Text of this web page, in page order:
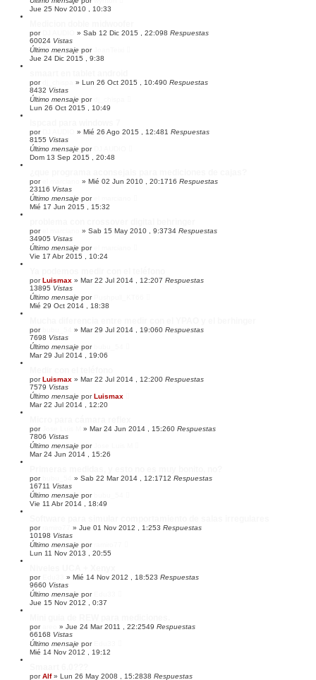
a
Jue 25 Nov 2010 , 10:33
por » Sab 12 Dic 2015 , 22:098 Respuestas
60024 Vistas
Último mensaje por
Jue 24 Dic 2015 , 9:38
por » Lun 26 Oct 2015 , 10:490 Respuestas
8432 Vistas
Último mensaje por
Lun 26 Oct 2015 , 10:49
por » Mié 26 Ago 2015 , 12:481 Respuestas
8155 Vistas
Último mensaje por
Dom 13 Sep 2015 , 20:48
por » Mié 02 Jun 2010 , 20:1716 Respuestas
23116 Vistas
Último mensaje por
Mié 17 Jun 2015 , 15:32
por » Sab 15 May 2010 , 9:3734 Respuestas
34905 Vistas
Último mensaje por
Vie 17 Abr 2015 , 10:24
porLuismax » Mar 22 Jul 2014 , 12:207 Respuestas
13895 Vistas
Último mensaje por
Mié 29 Oct 2014 , 18:38
por » Mar 29 Jul 2014 , 19:060 Respuestas
7698 Vistas
Último mensaje por
Mar 29 Jul 2014 , 19:06
porLuismax » Mar 22 Jul 2014 , 12:200 Respuestas
7579 Vistas
Último mensaje porLuismax
Mar 22 Jul 2014 , 12:20
por » Mar 24 Jun 2014 , 15:260 Respuestas
7806 Vistas
Último mensaje por
Mar 24 Jun 2014 , 15:26
por » Sab 22 Mar 2014 , 12:1712 Respuestas
16711 Vistas
Último mensaje por
Vie 11 Abr 2014 , 18:49
por » Jue 01 Nov 2012 , 1:253 Respuestas
10198 Vistas
Último mensaje por
Lun 11 Nov 2013 , 20:55
por » Mié 14 Nov 2012 , 18:523 Respuestas
9660 Vistas
Último mensaje por
Jue 15 Nov 2012 , 0:37
por » Jue 24 Mar 2011 , 22:2549 Respuestas
66168 Vistas
Último mensaje por
Mié 14 Nov 2012 , 19:12
porAlf» Lun 26 May 2008 , 15:2838 Respuestas